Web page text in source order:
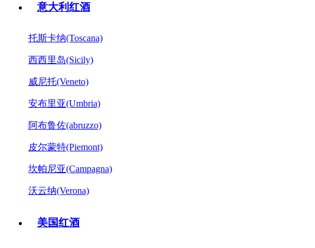
意大利红酒
托斯卡纳(Toscana)
西西里岛(Sicily)
威尼托(Veneto)
安布里亚(Umbria)
阿布鲁佐(abruzzo)
皮尔蒙特(Piemont)
坎帕尼亚(Campagna)
沃云纳(Verona)
美国红酒